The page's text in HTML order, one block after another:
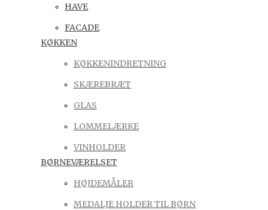
HAVE
FACADE
KØKKEN
KØKKENINDRETNING
SKÆREBRÆT
GLAS
LOMMELÆRKE
VINHOLDER
BØRNEVÆRELSET
HØJDEMÅLER
MEDALJE HOLDER TIL BØRN